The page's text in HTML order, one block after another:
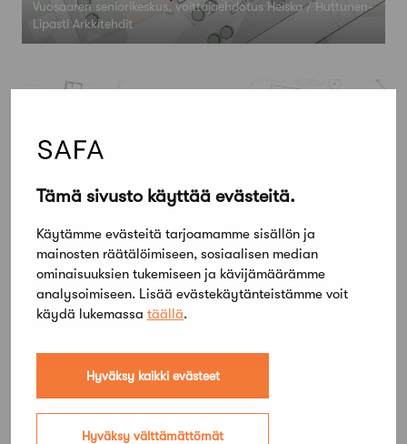
Tämä sivusto käyttää evästeitä.
Käytämme evästeitä tarjoamamme sisällön ja
mainosten räätälöimiseen, sosiaalisen median
ominaisuuksien tukemiseen ja kävijämäärämme
analysoimiseen. Lisää evästekäytänteistämme voit
käydä lukemassa täällä.
Hyväksy kaikki evästeet
Hyväksy välttämättömät
Vuosaaren seniorikeskus, voittajaehdotus Heiska / Huttunen-
Lipasti Arkkitehdit